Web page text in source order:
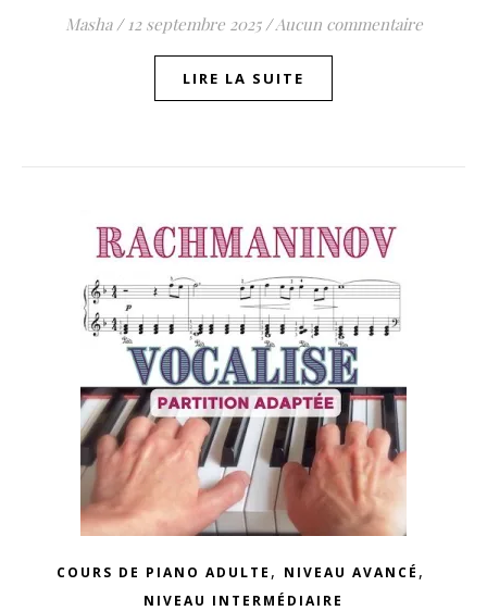
Masha / 12 septembre 2025 /Aucun commentaire
LIRE LA SUITE
COURS DE PIANO ADULTE , NIVEAU AVANCÉ ,
NIVEAU INTERMÉDIAIRE